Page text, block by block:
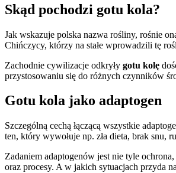
Skąd pochodzi gotu kola?
Jak wskazuje polska nazwa rośliny, rośnie
Chińczycy, którzy na stałe wprowadzili tę
Zachodnie cywilizacje odkryły gotu kolę
przystosowaniu się do różnych czynników
Gotu kola jako adaptogen
Szczególną cechą łączącą wszystkie
ten, który wywołuje np. zła dieta, brak snu,
Zadaniem adaptogenów jest nie tyle
oraz procesy. A w jakich sytuacjach przyda